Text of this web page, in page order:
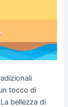
tocco di
bellezza di